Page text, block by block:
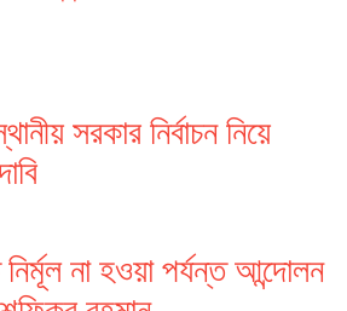
সরকার নির্বাচন নিয়ে
নির্মূল না হওয়া পর্যন্ত আন্দোলন